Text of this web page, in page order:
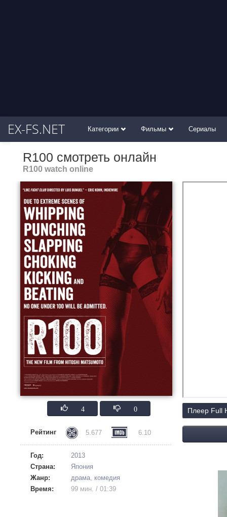
EX-FS.NET Категории Фильмы Сериалы
R100 смотреть онлайн
R100 watch online
4 0
Рейтинг 5.677 6.10
Год:
2013
Страна:
Япония
Жанр:
драма, комедия
Время:
99 мин. / 01:39
Плеер Full